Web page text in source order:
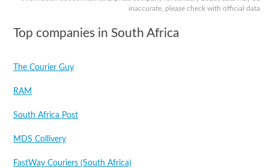
inaccurate, please check with official data
Top companies in South Africa
The Courier Guy
RAM
South Africa Post
MDS Collivery
FastWay Couriers (South Africa)